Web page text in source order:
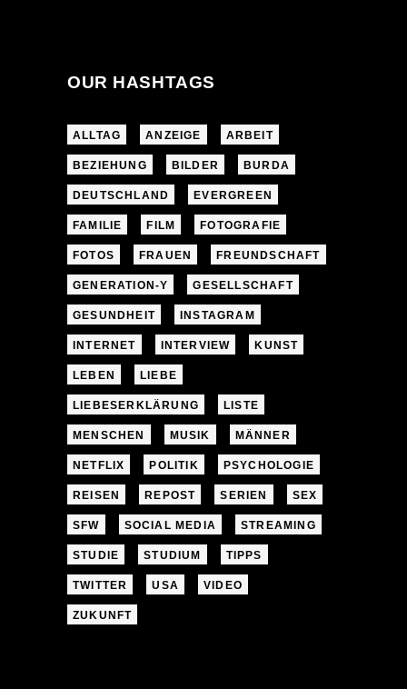
OUR HASHTAGS
ALLTAG ANZEIGE ARBEIT
BEZIEHUNG BILDER BURDA
DEUTSCHLAND EVERGREEN
FAMILIE FILM FOTOGRAFIE
FOTOS FRAUEN FREUNDSCHAFT
GENERATION-Y GESELLSCHAFT
GESUNDHEIT INSTAGRAM
INTERNET INTERVIEW KUNST
LEBEN LIEBE
LIEBESERKLÄRUNG LISTE
MENSCHEN MUSIK MÄNNER
NETFLIX POLITIK PSYCHOLOGIE
REISEN REPOST SERIEN SEX
SFW SOCIAL MEDIA STREAMING
STUDIE STUDIUM TIPPS
TWITTER USA VIDEO
ZUKUNFT